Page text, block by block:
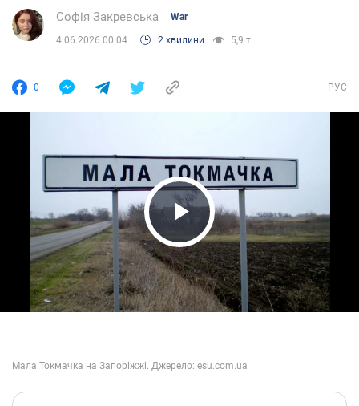
Софія Закревська War
4.06.2026 00:04 2 хвилини 5,9 т.
0 РУС
Play Video